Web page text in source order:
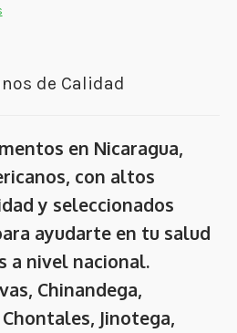
de Calidad
en Nicaragua,
con altos
y seleccionados
ayudarte en tu salud
a nivel nacional.
Chinandega,
Jinotega,